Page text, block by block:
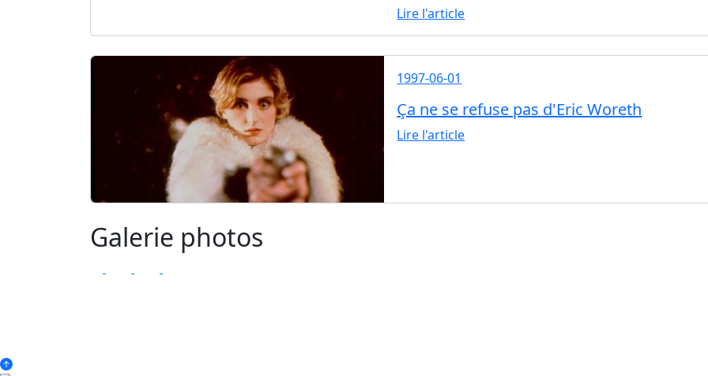
Lire l'article
1997-06-01
Ça ne se refuse pas d'Eric Woreth
Lire l'article
Galerie photos